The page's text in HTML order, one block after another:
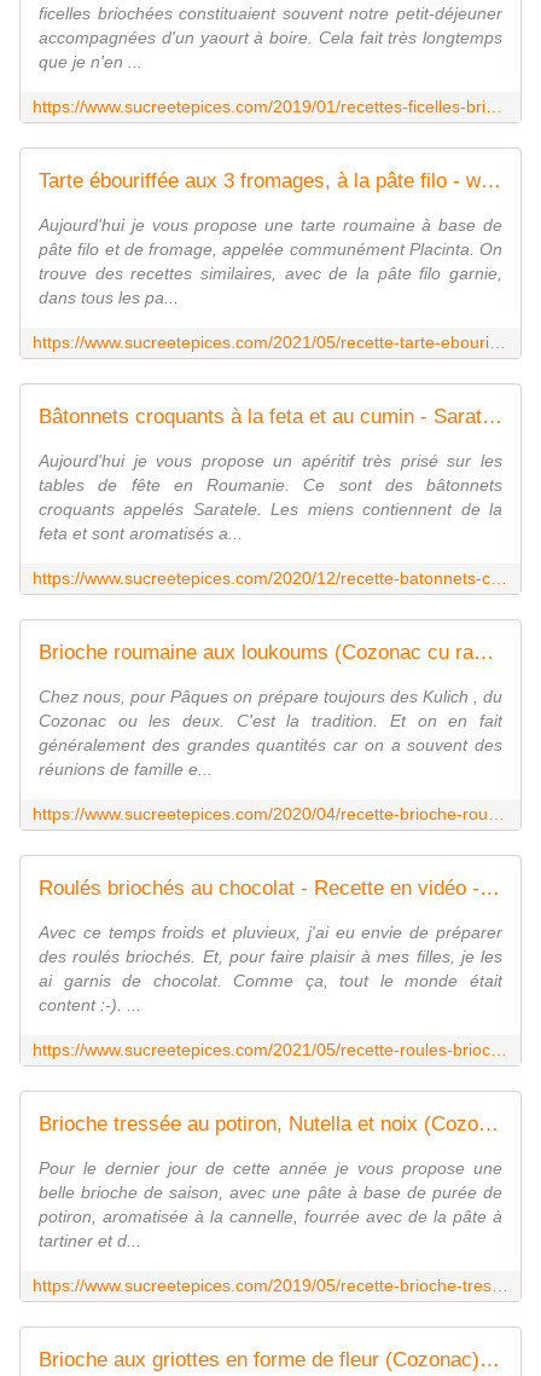
ficelles briochées constituaient souvent notre petit-déjeuner
accompagnées d'un yaourt à boire. Cela fait très longtemps
que je n'en ...
Tarte ébouriffée aux 3 fromages, à la pâte filo - www.sucreetepices.com
Aujourd'hui je vous propose une tarte roumaine à base de
pâte filo et de fromage, appelée communément Placinta. On
trouve des recettes similaires, avec de la pâte filo garnie,
dans tous les pa...
Bâtonnets croquants à la feta et au cumin - Saratele - www.sucreetepices.com
Aujourd'hui je vous propose un apéritif très prisé sur les
tables de fête en Roumanie. Ce sont des bâtonnets
croquants appelés Saratele. Les miens contiennent de la
feta et sont aromatisés a...
Brioche roumaine aux loukoums (Cozonac cu rahat) - www.sucreetepices.com
Chez nous, pour Pâques on prépare toujours des Kulich , du
Cozonac ou les deux. C'est la tradition. Et on en fait
généralement des grandes quantités car on a souvent des
réunions de famille e...
Roulés briochés au chocolat - Recette en vidéo - www.sucreetepices.com
Avec ce temps froids et pluvieux, j'ai eu envie de préparer
des roulés briochés. Et, pour faire plaisir à mes filles, je les
ai garnis de chocolat. Comme ça, tout le monde était
content :-). ...
Brioche tressée au potiron, Nutella et noix (Cozonac) - www.sucreetepices.com
Pour le dernier jour de cette année je vous propose une
belle brioche de saison, avec une pâte à base de purée de
potiron, aromatisée à la cannelle, fourrée avec de la pâte à
tartiner et d...
Brioche aux griottes en forme de fleur (Cozonac) - www.sucreetepices.com